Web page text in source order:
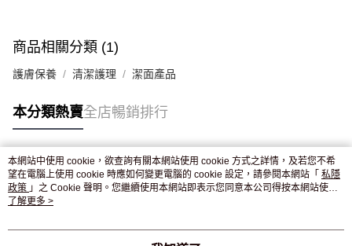
付款後門市自取，訂單確認後2-4個工作天到店，7天內取。逾期後
商品相關分類 (1)
護膚保養 清潔護理 潔面產品
本分類熱賣全店暢銷排行
熱門標籤
熱銷排行
本網站中使用 cookie，欲查詢有關本網站使用 cookie 方式之詳情，及若您不希
望在電腦上使用 cookie 時應如何變更電腦的 cookie 設定，請參閱本網站「 私隱
政策 」之 Cookie 聲明。您繼續使用本網站即表示您同意本公司得按本網站使用
條款之 Cookie 聲明使用 cookie。
了解更多 >